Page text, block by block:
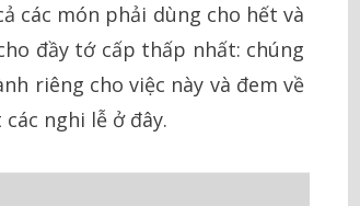
các món phải dùng cho hết và
đầy tớ cấp thấp nhất: chúng
riêng cho việc này và đem về
nghi lễ ở đây.